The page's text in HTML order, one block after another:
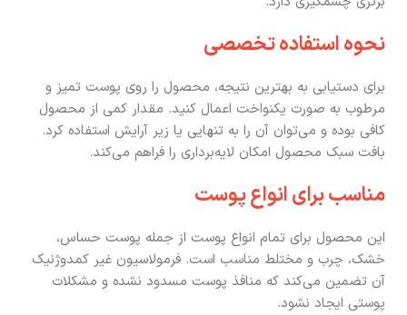
نحوه استفاده تخصصی
برای دستیابی به بهترین نتیجه، محصول را روی پوست تمیز و
مرطوب به صورت یکنواخت اعمال کنید. مقدار کمی از محصول
کافی بوده و می‌توان آن را به تنهایی یا زیر آرایش استفاده کرد.
بافت سبک محصول امکان لایه‌برداری را فراهم می‌کند.
مناسب برای انواع پوست
این محصول برای تمام انواع پوست از جمله پوست حساس،
خشک، چرب و مختلط مناسب است. فرمولاسیون غیر کمدوژنیک
آن تضمین می‌کند که منافذ پوست مسدود نشده و مشکلات
پوستی ایجاد نشود.